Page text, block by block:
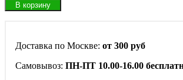
В корзину
Доставка по Москве: от 300 руб
Самовывоз: ПН-ПТ 10.00-16.00